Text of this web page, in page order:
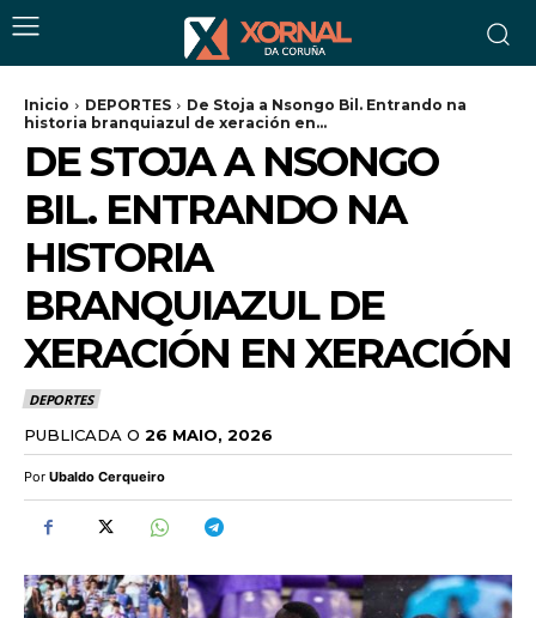
Inicio DEPORTES
De Stoja a Nsongo Bil. Entrando na
historia branquiazul de xeración en...
DE STOJA A NSONGO
BIL. ENTRANDO NA
HISTORIA
BRANQUIAZUL DE
XERACIÓN EN XERACIÓN
DEPORTES
PUBLICADA O 26 MAIO, 2026
Por Ubaldo Cerqueiro